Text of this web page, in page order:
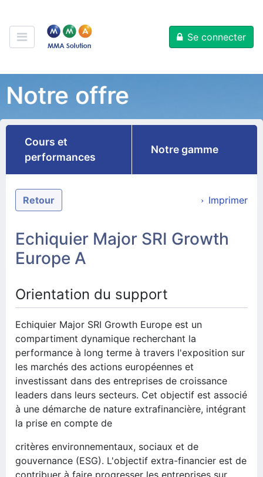
Se connecter
Notre offre
Cours et
performances
Notre gamme
Retour Imprimer
Echiquier Major SRI Growth
Europe A
Orientation du support
Echiquier Major SRI Growth Europe est un
compartiment dynamique recherchant la
performance à long terme à travers l'exposition sur
les marchés des actions européennes et
investissant dans des entreprises de croissance
leaders dans leurs secteurs. Cet objectif est associé
à une démarche de nature extrafinancière, intégrant
la prise en compte de
critères environnementaux, sociaux et de
gouvernance (ESG). L'objectif extra-financier est de
contribuer à faire progresser les entreprises sur